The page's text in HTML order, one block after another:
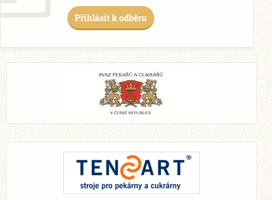
Přihlásit k odběru